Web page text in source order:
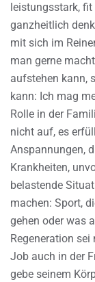
leistungsstark,
ganzheitlich
mit sich im
man gerne
aufstehen kann,
kann: Ich mag
Rolle in der
nicht auf, es
Anspannungen,
Krankheiten,
belastende
machen: Sport,
gehen oder was
Regeneration
Job auch in der
gebe seinem